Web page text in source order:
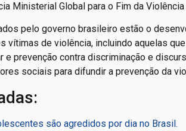
Ministerial Global para o Fim da Violência
pelo governo brasileiro estão o
vítimas de violência, incluindo aquelas
e prevenção contra discriminação e
sociais para difundir a prevenção da
são agredidos por dia no Brasil.